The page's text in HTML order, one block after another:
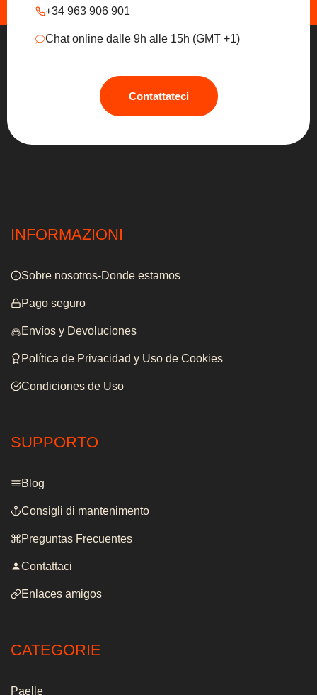
+34 963 906 901
Chat online dalle 9h alle 15h (GMT +1)
Contattateci
INFORMAZIONI
Sobre nosotros-Donde estamos
Pago seguro
Envíos y Devoluciones
Política de Privacidad y Uso de Cookies
Condiciones de Uso
SUPPORTO
Blog
Consigli di mantenimento
Preguntas Frecuentes
Contattaci
Enlaces amigos
CATEGORIE
Paelle